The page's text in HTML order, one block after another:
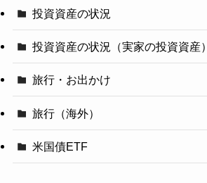
投資資産の状況
投資資産の状況（実家の投資資産）
旅行・お出かけ
旅行（海外）
米国債ETF